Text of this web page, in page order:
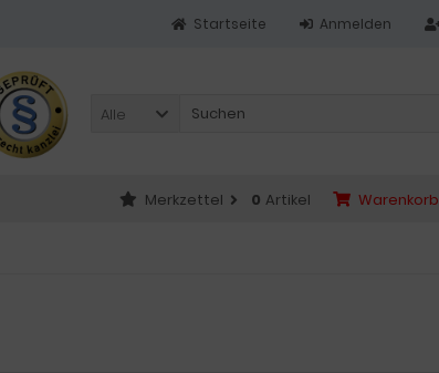
Anmelden
Startseite
Alle
Warenkorb
Merkzettel 0 Artikel